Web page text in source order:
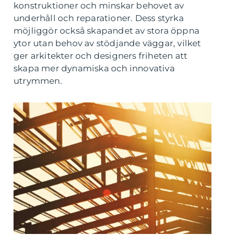
konstruktioner och minskar behovet av
underhåll och reparationer. Dess styrka
möjliggör också skapandet av stora öppna
ytor utan behov av stödjande väggar, vilket
ger arkitekter och designers friheten att
skapa mer dynamiska och innovativa
utrymmen.